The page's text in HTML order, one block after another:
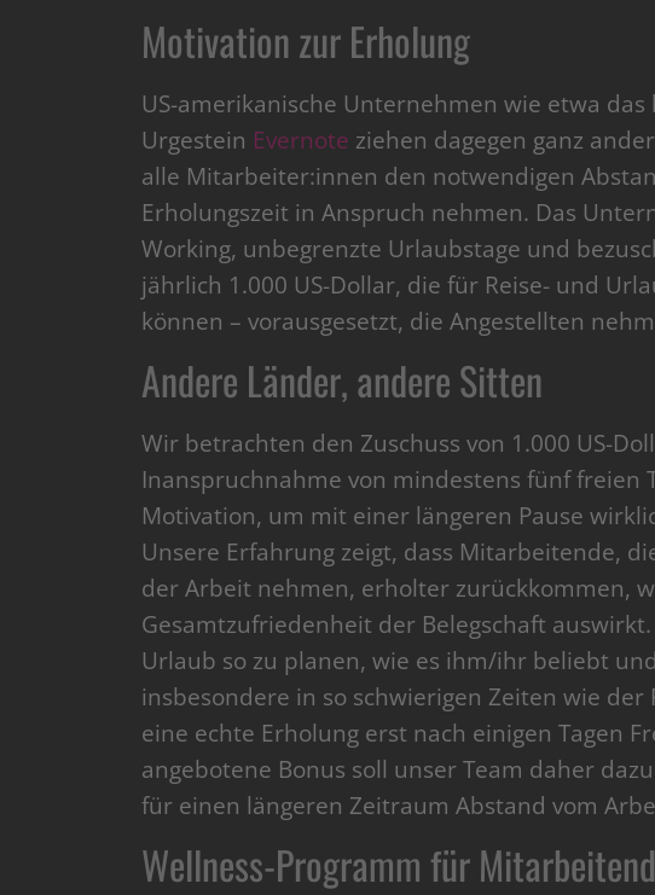
Motivation zur Erholung
US-amerikanische Unternehmen wie etwa das
Urgestein Evernote ziehen dagegen ganz
alle Mitarbeiter:innen den notwendigen
Erholungszeit in Anspruch nehmen. Das
Working, unbegrenzte Urlaubstage und
jährlich 1.000 US-Dollar, die für Reise- und
können – vorausgesetzt, die Angestellten
Andere Länder, andere Sitten
Wir betrachten den Zuschuss von 1.000 US-
Inanspruchnahme von mindestens fünf freien
Motivation, um mit einer längeren Pause
Unsere Erfahrung zeigt, dass Mitarbeitende,
der Arbeit nehmen, erholter zurückkommen,
Gesamtzufriedenheit der Belegschaft
Urlaub so zu planen, wie es ihm/ihr beliebt
insbesondere in so schwierigen Zeiten wie der
eine echte Erholung erst nach einigen Tagen
angebotene Bonus soll unser Team daher
für einen längeren Zeitraum Abstand vom
Wellness-Programm für